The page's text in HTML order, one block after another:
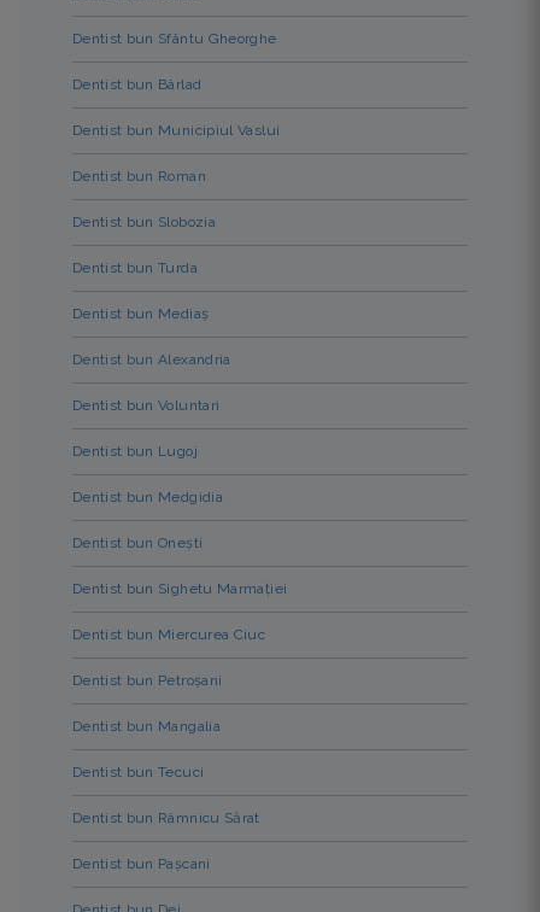
Dentist bun Sfântu Gheorghe
Dentist bun Bârlad
Dentist bun Municipiul Vaslui
Dentist bun Roman
Dentist bun Slobozia
Dentist bun Turda
Dentist bun Mediaș
Dentist bun Alexandria
Dentist bun Voluntari
Dentist bun Lugoj
Dentist bun Medgidia
Dentist bun Onești
Dentist bun Sighetu Marmației
Dentist bun Miercurea Ciuc
Dentist bun Petroșani
Dentist bun Mangalia
Dentist bun Tecuci
Dentist bun Râmnicu Sărat
Dentist bun Pașcani